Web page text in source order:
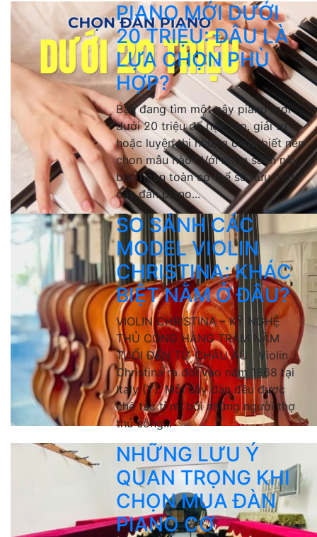
PIANO MỚI DƯỚI
20 TRIỆU: ĐÂU LÀ
LỰA CHỌN PHÙ
HỢP?
Bạn đang tìm một cây piano mới
dưới 20 triệu để học tập, giải trí
hoặc luyện thi nhưng chưa biết nên
chọn mẫu nào? Với ngân sách này,
bạn hoàn toàn có thể sở hữu một
cây đàn piano...
SO SÁNH CÁC
MODEL VIOLIN
CHRISTINA: KHÁC
BIỆT NẰM Ở ĐÂU?
VIOLIN CHRISTINA – KỸ NGHỆ
THỦ CÔNG HÀNG TRĂM NĂM
TUỔI ĐẾN TỪ CHÂU ÂU Violin
Christina ra đời vào năm 1868 tại
Italy (Ý). Mỗi cây đàn đều được
chế tác tỉ mỉ bởi những người thợ
thủ công...
NHỮNG LƯU Ý
QUAN TRỌNG KHI
CHỌN MUA ĐÀN
PIANO CƠ